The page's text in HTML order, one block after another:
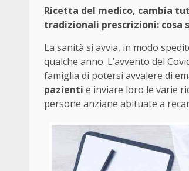
Ricetta del medico, cambia
tradizionali prescrizioni: cosa
La sanità si avvia, in modo
qualche anno. L’avvento del
famiglia di potersi avvalere di
pazienti e inviare loro le varie
persone anziane abituate a